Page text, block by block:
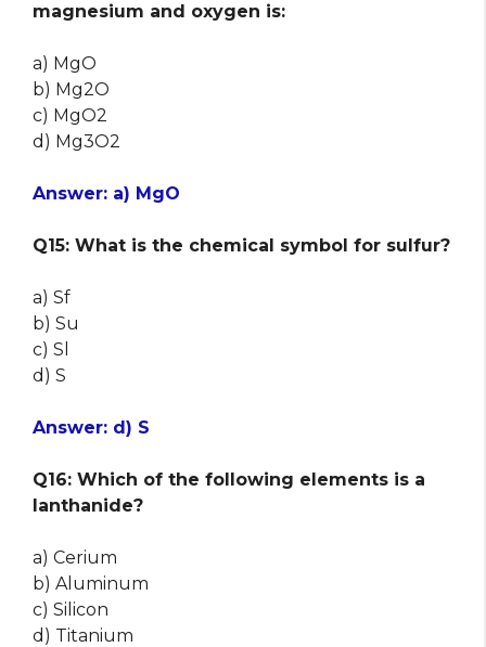
magnesium and oxygen is:
a) MgO
b) Mg2O
c) MgO2
d) Mg3O2
Answer: a) MgO
Q15: What is the chemical symbol for sulfur?
a) Sf
b) Su
c) Sl
d) S
Answer: d) S
Q16: Which of the following elements is a
lanthanide?
a) Cerium
b) Aluminum
c) Silicon
d) Titanium